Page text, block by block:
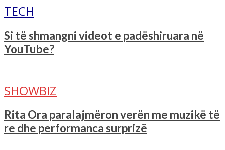
TECH
Si të shmangni videot e padëshiruara në
YouTube?
SHOWBIZ
Rita Ora paralajmëron verën me muzikë të
re dhe performanca surprizë